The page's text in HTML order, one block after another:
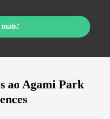
ao Agami Park